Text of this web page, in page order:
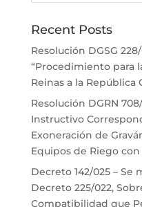
Recent Posts
Resolución DGSG
“Procedimiento para
Reinas a la República
Resolución DGRN
Instructivo
Exoneración de
Equipos de Riego
Decreto 142/025 –
Decreto 225/022,
Compatibilidad que